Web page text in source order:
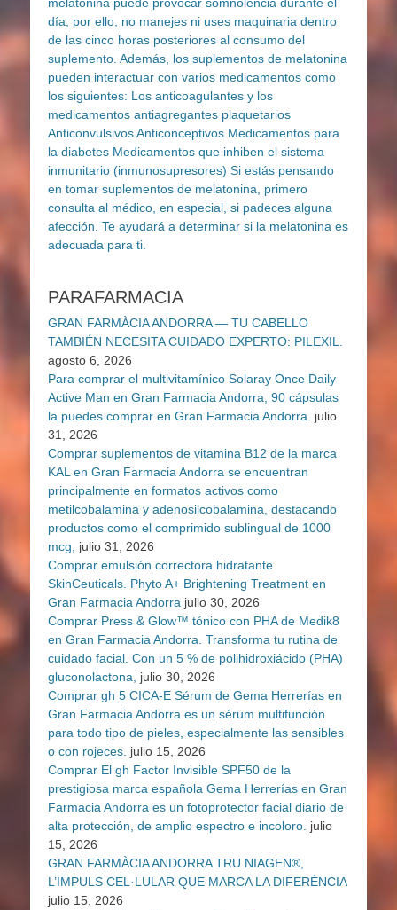
PARAFARMACIA
GRAN FARMÀCIA ANDORRA — TU CABELLO
TAMBIÉN NECESITA CUIDADO EXPERTO: PILEXIL.
agosto 6, 2026
Para comprar el multivitamínico Solaray Once Daily
Active Man en Gran Farmacia Andorra, 90 cápsulas
la puedes comprar en Gran Farmacia Andorra.
julio
31, 2026
Comprar suplementos de vitamina B12 de la marca
KAL en Gran Farmacia Andorra se encuentran
principalmente en formatos activos como
metilcobalamina y adenosilcobalamina, destacando
productos como el comprimido sublingual de 1000
mcg,
julio 31, 2026
Comprar emulsión correctora hidratante
SkinCeuticals. Phyto A+ Brightening Treatment en
Gran Farmacia Andorra julio 30, 2026
Comprar Press & Glow™ tónico con PHA de Medik8
en Gran Farmacia Andorra. Transforma tu rutina de
cuidado facial. Con un 5 % de polihidroxiácido (PHA)
gluconolactona,
julio 30, 2026
Comprar gh 5 CICA-E Sérum de Gema Herrerías en
Gran Farmacia Andorra es un sérum multifunción
para todo tipo de pieles, especialmente las sensibles
o con rojeces. julio 15, 2026
Comprar El gh Factor Invisible SPF50 de la
prestigiosa marca española Gema Herrerías en Gran
Farmacia Andorra es un fotoprotector facial diario de
alta protección, de amplio espectro e incoloro. julio
15, 2026
GRAN FARMÀCIA ANDORRA TRU NIAGEN®,
L’IMPULS CEL·LULAR QUE MARCA LA DIFERÈNCIA
julio 15, 2026